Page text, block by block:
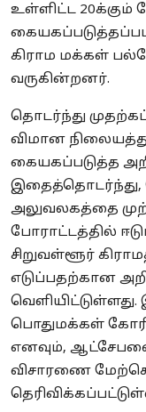
உள்ளிட்ட 20க்கும்
கையகப்படுத்தப்பட
கிராம மக்கள்
வருகின்றனர்.
தொடர்ந்து
விமான
கையகப்படுத்த
இதைத்தொடர்ந்து,
அலுவலகத்தை
போராட்டத்தில்
சிறுவள்ளூர்
எடுப்பதற்கான
பொதுமக்கள்
எனவும்,
விசாரணை